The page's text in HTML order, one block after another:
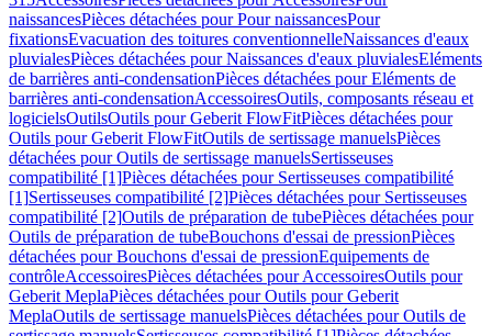
naissancesPièces détachées pour Pour naissancesPour
fixationsEvacuation des toitures conventionnelleNaissances d'eaux
pluvialesPièces détachées pour Naissances d'eaux pluvialesEléments
de barrières anti-condensationPièces détachées pour Eléments de
barrières anti-condensationAccessoiresOutils, composants réseau et
logicielsOutilsOutils pour Geberit FlowFitPièces détachées pour
Outils pour Geberit FlowFitOutils de sertissage manuelsPièces
détachées pour Outils de sertissage manuelsSertisseuses
compatibilité [1]Pièces détachées pour Sertisseuses compatibilité
[1]Sertisseuses compatibilité [2]Pièces détachées pour Sertisseuses
compatibilité [2]Outils de préparation de tubePièces détachées pour
Outils de préparation de tubeBouchons d'essai de pressionPièces
détachées pour Bouchons d'essai de pressionEquipements de
contrôleAccessoiresPièces détachées pour AccessoiresOutils pour
Geberit MeplaPièces détachées pour Outils pour Geberit
MeplaOutils de sertissage manuelsPièces détachées pour Outils de